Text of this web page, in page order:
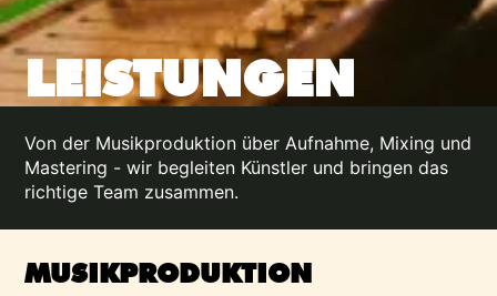
LEISTUNGEN
Von der Musikproduktion über Aufnahme, Mixing und
Mastering - wir begleiten Künstler und bringen das
richtige Team zusammen.
MUSIKPRODUKTION